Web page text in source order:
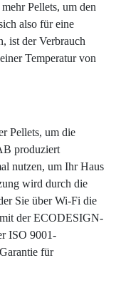
Pellets, um den
also für eine
ist der Verbrauch
Temperatur von
Pellets, um die
produziert
nutzen, um Ihr Haus
wird durch die
Sie über Wi-Fi die
der ECODESIGN-
ISO 9001-
für